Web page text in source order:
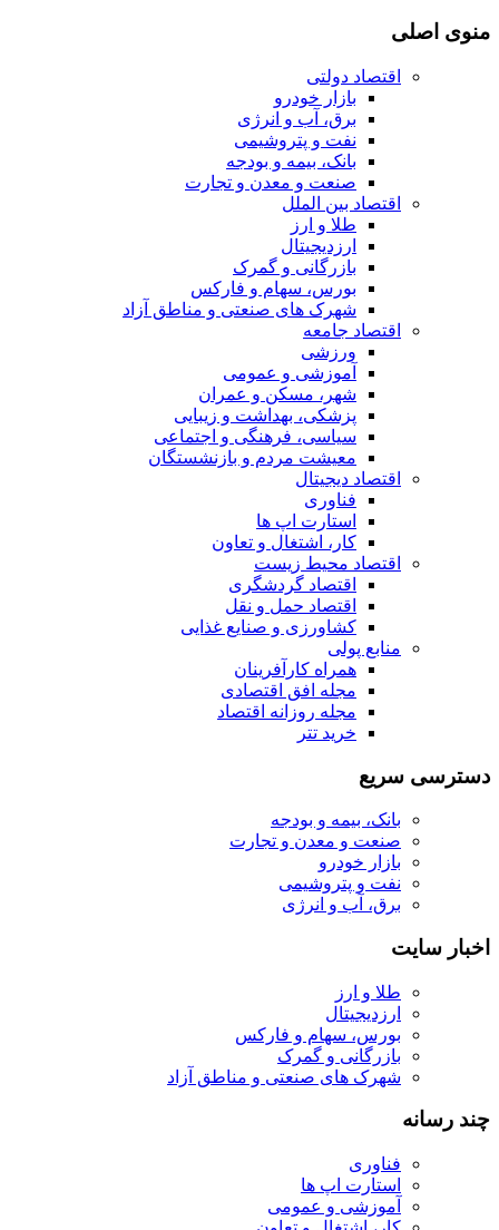
منوی اصلی
اقتصاد دولتی
بازار خودرو
برق، آب و انرژی
نفت و پتروشیمی
بانک، بیمه و بودجه
صنعت و معدن و تجارت
اقتصاد بین الملل
طلا و ارز
ارزدیجیتال
بازرگانی و گمرک
بورس، سهام و فارکس
شهرک های صنعتی و مناطق آزاد
اقتصاد جامعه
ورزشی
آموزشی و عمومی
شهر، مسکن و عمران
پزشکی، بهداشت و زیبایی
سیاسی، فرهنگی و اجتماعی
معیشت مردم و بازنشستگان
اقتصاد دیجیتال
فناوری
استارت اپ ها
کار، اشتغال و تعاون
اقتصاد محیط زیست
اقتصاد گردشگری
اقتصاد حمل و نقل
کشاورزی و صنایع غذایی
منابع پولی
همراه کارآفرینان
مجله افق اقتصادی
مجله روزانه اقتصاد
خرید تتر
دسترسی سریع
بانک، بیمه و بودجه
صنعت و معدن و تجارت
بازار خودرو
نفت و پتروشیمی
برق، آب و انرژی
اخبار سایت
طلا و ارز
ارزدیجیتال
بورس، سهام و فارکس
بازرگانی و گمرک
شهرک های صنعتی و مناطق آزاد
چند رسانه
فناوری
استارت اپ ها
آموزشی و عمومی